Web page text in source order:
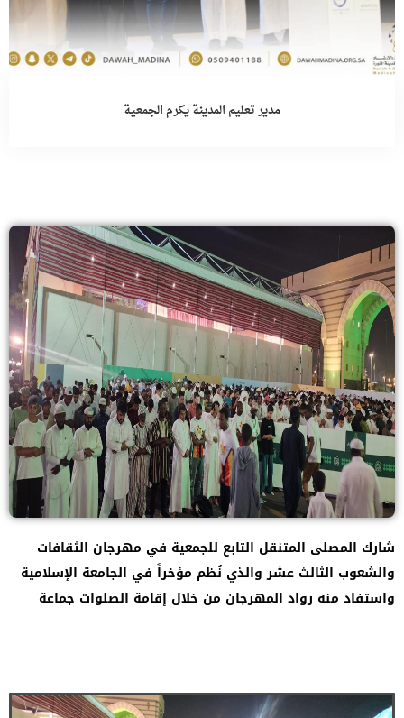
مدير تعليم المدينة يكرم الجمعية
شارك المصلى المتنقل التابع للجمعية في مهرجان الثقافات
والشعوب الثالث عشر والذي نُظم مؤخراً في الجامعة الإسلامية
واستفاد منه رواد المهرجان من خلال إقامة الصلوات جماعة